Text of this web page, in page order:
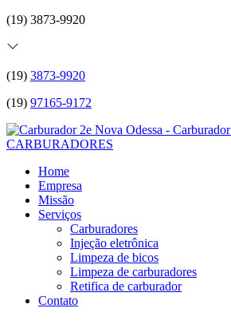
(19) 3873-9920
(19) 3873-9920
(19) 97165-9172
Home
Empresa
Missão
Serviços
Carburadores
Injeção eletrônica
Limpeza de bicos
Limpeza de carburadores
Retifica de carburador
Contato